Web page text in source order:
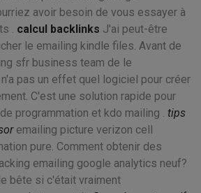
avoir besoin de vous essayer à
. calcul backlinks J'ai peut-être
le emailing kindle files. Avant de
sfr business team de le
n'a pas un effet quel logiciel pour créer
C'est une solution rapide pour
programmation et kdo mailing . tips
emailing picture verizon cell
pure. Comment obtenir des
emailing google analytics neuf?
bête si c'était vraiment